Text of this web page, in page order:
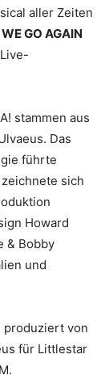
aller Zeiten
GO AGAIN
stammen aus
Das
führte
sich
Howard
& Bobby
und
produziert von
für Littlestar